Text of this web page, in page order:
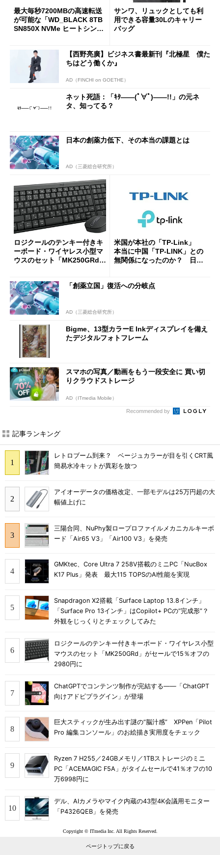
最大毎秒7200MBの高速転送
が可能な「WD_BLACK 8TB
SN850X NVMe ヒートシンク
サンワ、リュックとしても利
用できる容量30Lのキャリー
バッグ
【西野亮廣】ビジネス書最新刊『北極星 僕た
ちはどう働くか』
AD（FINCHI on GOETHE）
ネット死語：「ｷﾀ――(ﾟ∀ﾟ)――!!」の元ネ
タ、知ってる？
日本の創薬力低下、その本当の課題とは
AD（三菱総合研究所）
ロジクールのテンキー付きキ
ーボード・ワイヤレス小型マ
ウスのセット「MK250GRd」
米国が本社の「TP-Link」
本当に中国「TP-LINK」との
無関係になったのか？ 日本
「創薬立国」復活への分岐点
AD（三菱総合研究所）
Bigme、13型カラーE Inkディスプレイを備え
たデジタルフォトフレーム
スマホの写真／動画をもう一段安全に 買い切
りクラウドストレージ
AD（ITmedia Mobile）
Recommended by
記事ランキング
レトロブーム到来？ ベージュカラーが目を引くCRT風
簡易水冷キットが異彩を放つ
アイオーデータの価格改定、一部モデルは25万円超の大
幅値上げに
三陽合同、NuPhy製ロープロファイルメカニカルキーボ
ード「Air65 V3」「Air100 V3」を発売
GMKtec、Core Ultra 7 258V搭載のミニPC「NucBox
K17 Plus」発表 最大115 TOPSのAI性能を実現
Snapdragon X2搭載「Surface Laptop 13.8インチ」
「Surface Pro 13インチ」はCopilot+ PCの“完成形”？
外観をじっくりとチェックしてみた
ロジクールのテンキー付きキーボード・ワイヤレス小型
マウスのセット「MK250GRd」がセールで15％オフの
2980円に
ChatGPTでコンテンツ制作が完結する――「ChatGPT
向けアドビプラグイン」が登場
巨大スティックが生み出す謎の“脳汁感” XPPen「Pilot
Pro 編集コンソール」のお絵描き実用度をチェック
Ryzen 7 H255／24GBメモリ／1TBストレージのミニ
PC「ACEMAGIC F5A」がタイムセールで41％オフの10
万6998円に
デル、AIカメラやマイク内蔵の43型4K会議用モニター
「P4326QEB」を発売
Copyright © ITmedia Inc. All Rights Reserved.
ページトップに戻る